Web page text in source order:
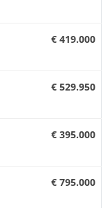
€ 419.000
€ 529.950
€ 395.000
€ 795.000